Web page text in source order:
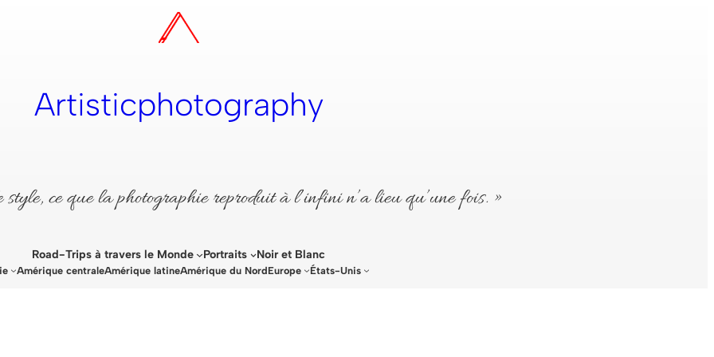
Artisticphotography
ce que la photographie reproduit à l’infini n’a lieu qu’une fois. »
Road-Trips à travers le Monde Portraits Noir et Blanc
Amérique centraleAmérique latineAmérique du NordEurope États-Unis